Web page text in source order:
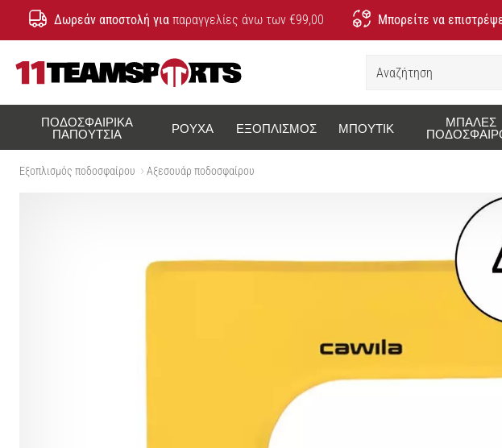
Δωρεάν αποστολή για παραγγελίες άνω των €99,00 Μπορείτε να
ΠΟΔΟΣΦΑΙΡΙΚΆ
ΠΑΠΟΎΤΣΙΑ ΡΟΎΧΑ ΕΞΟΠΛΙΣΜΌΣ ΜΠΟΥΤΊΚ ΜΠΆΛΕΣ
Εξοπλισμός ποδοσφαίρου Αξεσουάρ ποδοσφαίρου